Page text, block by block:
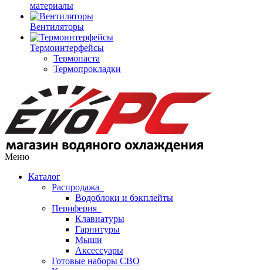
материалы
Вентиляторы
Термоинтерфейсы
Термопаста
Термопрокладки
Меню
Каталог
Распродажа
Водоблоки и бэкплейты
Периферия
Клавиатуры
Гарнитуры
Мыши
Аксессуары
Готовые наборы СВО